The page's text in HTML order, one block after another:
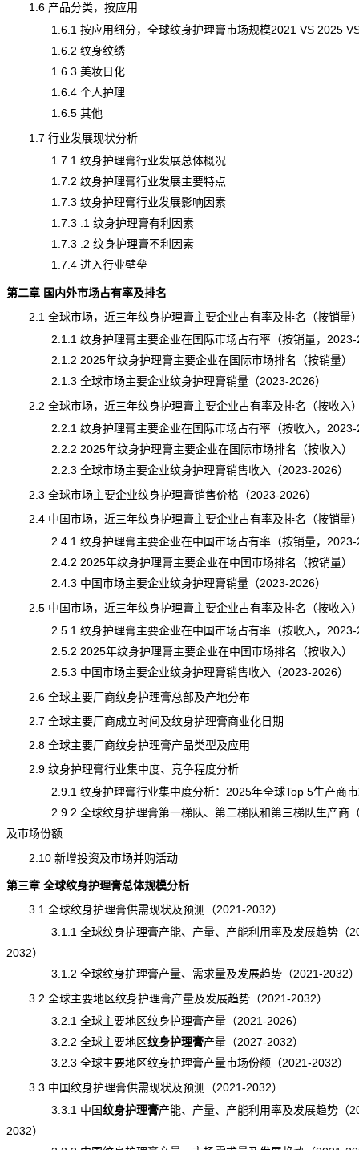
1.6 产品分类，按应用
1.6.1 按应用细分，全球纹身护理膏市场规模2021 VS 2025
1.6.2 纹身纹绣
1.6.3 美妆日化
1.6.4 个人护理
1.6.5 其他
1.7 行业发展现状分析
1.7.1 纹身护理膏行业发展总体概况
1.7.2 纹身护理膏行业发展主要特点
1.7.3 纹身护理膏行业发展影响因素
1.7.3 .1 纹身护理膏有利因素
1.7.3 .2 纹身护理膏不利因素
1.7.4 进入行业壁垒
第二章 国内外市场占有率及排名
2.1 全球市场，近三年纹身护理膏主要企业占有率及排名（按销量
2.1.1 纹身护理膏主要企业在国际市场占有率（按销量，2023-
2.1.2 2025年纹身护理膏主要企业在国际市场排名（按销量）
2.1.3 全球市场主要企业纹身护理膏销量（2023-2026）
2.2 全球市场，近三年纹身护理膏主要企业占有率及排名（按收入
2.2.1 纹身护理膏主要企业在国际市场占有率（按收入，2023-
2.2.2 2025年纹身护理膏主要企业在国际市场排名（按收入）
2.2.3 全球市场主要企业纹身护理膏销售收入（2023-2026）
2.3 全球市场主要企业纹身护理膏销售价格（2023-2026）
2.4 中国市场，近三年纹身护理膏主要企业占有率及排名（按销量
2.4.1 纹身护理膏主要企业在中国市场占有率（按销量，2023-
2.4.2 2025年纹身护理膏主要企业在中国市场排名（按销量）
2.4.3 中国市场主要企业纹身护理膏销量（2023-2026）
2.5 中国市场，近三年纹身护理膏主要企业占有率及排名（按收入
2.5.1 纹身护理膏主要企业在中国市场占有率（按收入，2023-
2.5.2 2025年纹身护理膏主要企业在中国市场排名（按收入）
2.5.3 中国市场主要企业纹身护理膏销售收入（2023-2026）
2.6 全球主要厂商纹身护理膏总部及产地分布
2.7 全球主要厂商成立时间及纹身护理膏商业化日期
2.8 全球主要厂商纹身护理膏产品类型及应用
2.9 纹身护理膏行业集中度、竞争程度分析
2.9.1 纹身护理膏行业集中度分析：2025年全球Top 5生产商市
2.9.2 全球纹身护理膏第一梯队、第二梯队和第三梯队生产商
及市场份额
2.10 新增投资及市场并购活动
第三章 全球纹身护理膏总体规模分析
3.1 全球纹身护理膏供需现状及预测（2021-2032）
3.1.1 全球纹身护理膏产能、 产量、产能利用率及发展趋势（
2032）
3.1.2 全球纹身护理膏产量、需求量及发展趋势（2021-2032）
3.2 全球主要地区纹身护理膏产量及发展趋势（2021-2032）
3.2.1 全球主要地区纹身护理膏产量（2021-2026）
3.2.2 全球主要地区纹身护理膏产量（2027-2032）
3.2.3 全球主要地区纹身护理膏产量市场份额（2021-2032）
3.3 中国纹身护理膏供需现状及预测（2021-2032）
3.3.1 中国纹身护理膏产能、产量、产能利用率及发展趋势（
2032）